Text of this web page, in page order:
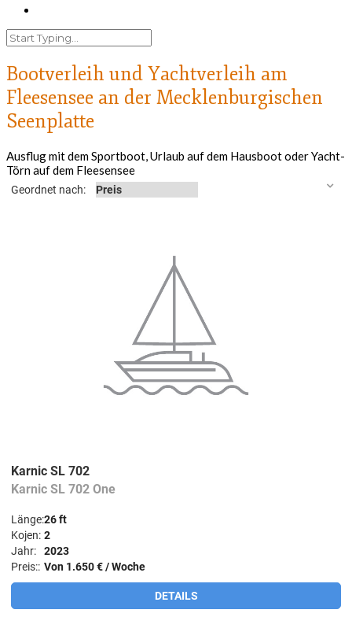
Bootverleih und Yachtverleih am
Fleesensee an der Mecklenburgischen
Seenplatte
Ausflug mit dem Sportboot, Urlaub auf dem Hausboot oder Yacht-
Törn auf dem Fleesensee